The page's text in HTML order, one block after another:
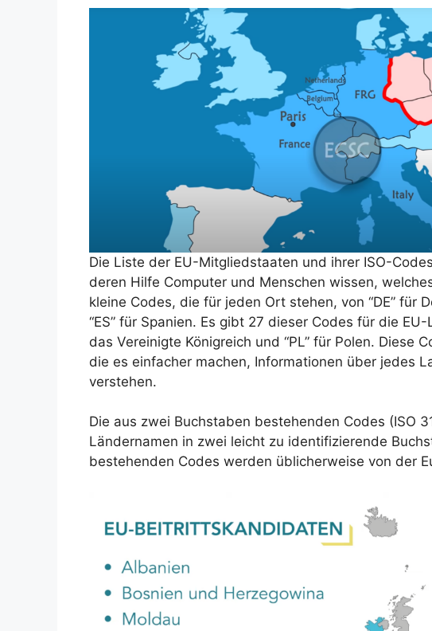
Die Liste der EU-Mitgliedstaaten und ihrer ISO-
deren Hilfe Computer und Menschen wissen,
kleine Codes, die für jeden Ort stehen, von “DE” für
“ES” für Spanien. Es gibt 27 dieser Codes für die EU-
das Vereinigte Königreich und “PL” für Polen. Diese
die es einfacher machen, Informationen über jedes
verstehen.
Die aus zwei Buchstaben bestehenden Codes (ISO
Ländernamen in zwei leicht zu identifizierende
bestehenden Codes werden üblicherweise von der